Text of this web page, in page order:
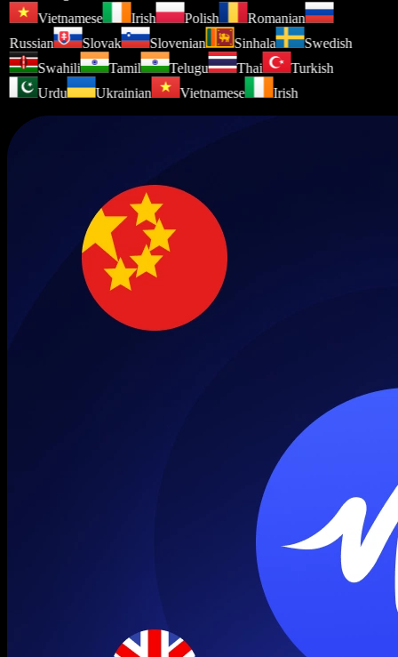
Vietnamese
Irish Polish
Romanian
Russian
Slovak Slovenian Sinhala
Swedish
Swahili
Tamil Telugu Thai
Turkish
Urdu
Ukrainian Vietnamese Irish